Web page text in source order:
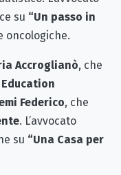
su “Un passo in
oncologiche.
Accroglianò, che
Education
Federico, che
. L’avvocato
su “Una Casa per